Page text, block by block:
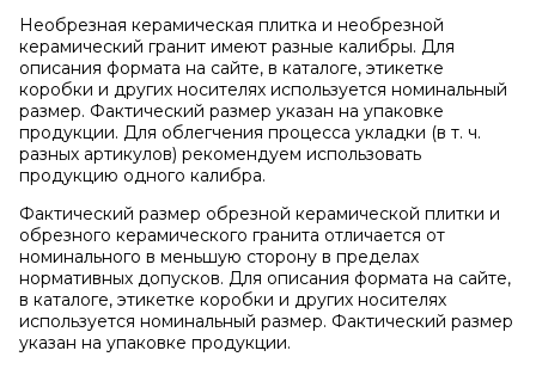
Необрезная керамическая плитка и необрезной
керамический гранит имеют разные калибры. Для
описания формата на сайте, в каталоге, этикетке
коробки и других носителях используется номинальный
размер. Фактический размер указан на упаковке
продукции. Для облегчения процесса укладки (в т. ч.
разных артикулов) рекомендуем использовать
продукцию одного калибра.
Фактический размер обрезной керамической плитки и
обрезного керамического гранита отличается от
номинального в меньшую сторону в пределах
нормативных допусков. Для описания формата на сайте,
в каталоге, этикетке коробки и других носителях
используется номинальный размер. Фактический размер
указан на упаковке продукции.